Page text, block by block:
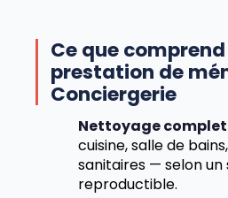
Ce que
prestation de
Conciergerie
Nettoyage complet
cuisine, salle de
sanitaires — selon
reproductible.